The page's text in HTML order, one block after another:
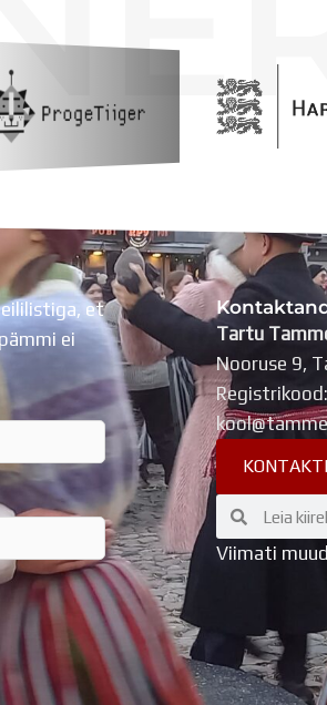
et
ei
Tartu
Nooruse 9,
SearchSearch
Viimati